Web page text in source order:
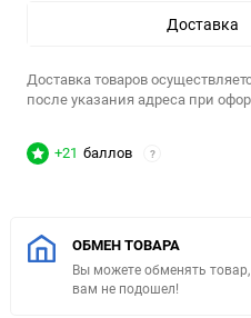
Доставка
Доставка товаров
после указания адреса при
+21 баллов ?
ОБМЕН ТОВАРА
Вы можете обменять товар,
вам не подошел!